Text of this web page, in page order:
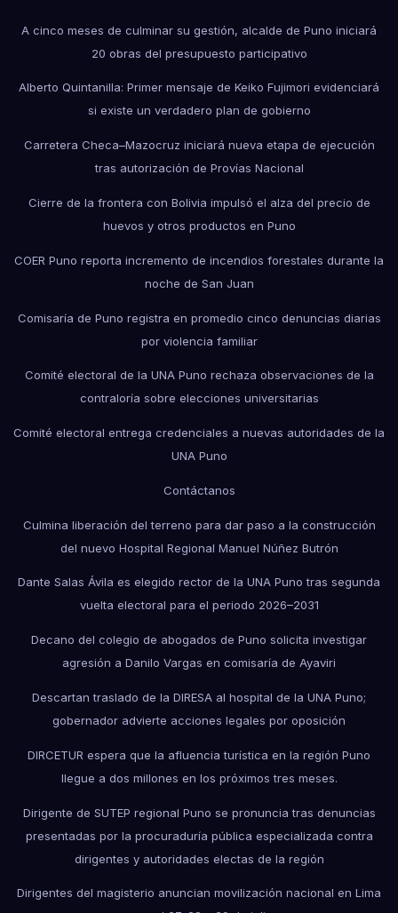
A cinco meses de culminar su gestión, alcalde de Puno iniciará
20 obras del presupuesto participativo
Alberto Quintanilla: Primer mensaje de Keiko Fujimori evidenciará
si existe un verdadero plan de gobierno
Carretera Checa–Mazocruz iniciará nueva etapa de ejecución
tras autorización de Provías Nacional
Cierre de la frontera con Bolivia impulsó el alza del precio de
huevos y otros productos en Puno
COER Puno reporta incremento de incendios forestales durante la
noche de San Juan
Comisaría de Puno registra en promedio cinco denuncias diarias
por violencia familiar
Comité electoral de la UNA Puno rechaza observaciones de la
contraloría sobre elecciones universitarias
Comité electoral entrega credenciales a nuevas autoridades de la
UNA Puno
Contáctanos
Culmina liberación del terreno para dar paso a la construcción
del nuevo Hospital Regional Manuel Núñez Butrón
Dante Salas Ávila es elegido rector de la UNA Puno tras segunda
vuelta electoral para el periodo 2026–2031
Decano del colegio de abogados de Puno solicita investigar
agresión a Danilo Vargas en comisaría de Ayaviri
Descartan traslado de la DIRESA al hospital de la UNA Puno;
gobernador advierte acciones legales por oposición
DIRCETUR espera que la afluencia turística en la región Puno
llegue a dos millones en los próximos tres meses.
Dirigente de SUTEP regional Puno se pronuncia tras denuncias
presentadas por la procuraduría pública especializada contra
dirigentes y autoridades electas de la región
Dirigentes del magisterio anuncian movilización nacional en Lima